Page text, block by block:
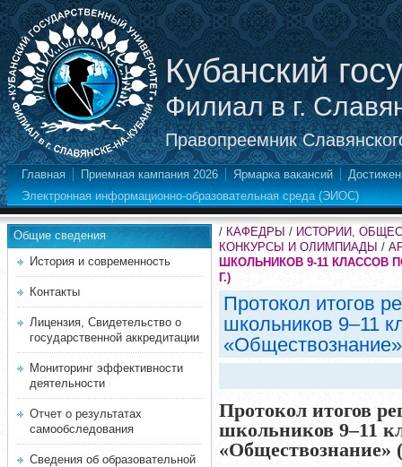
Кубанский
Филиал в г.
Правопреемник
Главная Приемная кампания 2026 Ярмарка вакансий
Электронная информационно-образовательная среда (ЭИОС)
Общие сведения
История и современность
Контакты
Лицензия, Свидетельство о
государственной аккредитации
Мониторинг эффективности
деятельности
Отчет о результатах
самообследования
Сведения об образовательной
/ КАФЕДРЫ / ИСТОРИИ,
КОНКУРСЫ И ОЛИМПИАДЫ /
ШКОЛЬНИКОВ 9-11 КЛАССОВ
Г.)
Протокол итогов
школьников 9–11
«Обществознание»
Протокол итогов
школьников 9–11
«Обществознание» (